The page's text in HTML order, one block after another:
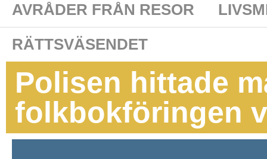
AVRÅDER FRÅN RESOR
RÄTTSVÄSENDET
Polisen hittade
folkbokföringen